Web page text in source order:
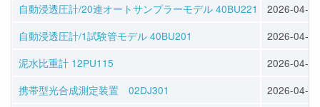
自動浸透圧計/20連オートサンプラーモデル 40BU221
2026-04-30
自動浸透圧計/1試験管モデル 40BU201
2026-04-30
泥水比重計 12PU115
2026-04-30
携帯型光合成測定装置 02DJ301
2026-04-30